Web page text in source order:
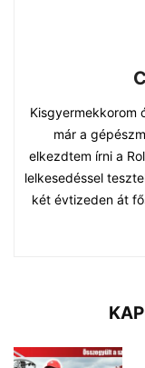
Kisgyermekkorom
már a
elkezdtem írni a
lelkesedéssel
két évtizeden át